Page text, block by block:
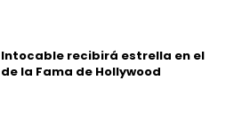
Intocable recibirá estrella en el
la Fama de Hollywood